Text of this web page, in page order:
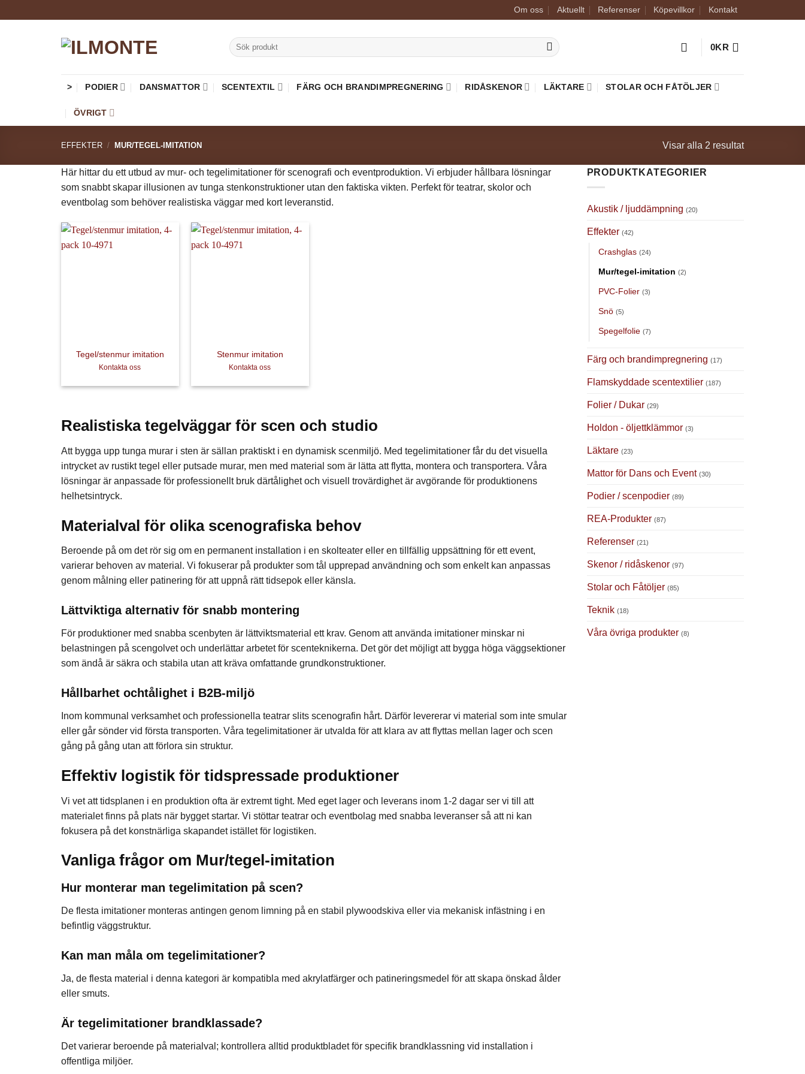
to
Om oss Aktuellt Referenser Köpevillkor Kontakt
Sök
efter:
0KR
> PODIER DANSMATTOR SCENTEXTIL FÄRG OCH BRANDIMPREGNERING RIDÅSKENOR LÄKTARE STOLAR OCH FÅTÖLJER
ÖVRIGT
EFFEKTER / MUR/TEGEL-IMITATION Visar alla 2 resultatSortera
Här hittar du ett utbud av mur- och tegelimitationer för scenografi och eventproduktion. Vi erbjuder hållbara lösningar
som snabbt skapar illusionen av tunga stenkonstruktioner utan den faktiska vikten. Perfekt för teatrar, skolor och
eventbolag som behöver realistiska väggar med kort leveranstid.
Tegel/stenmur imitation
Kontakta oss
Stenmur imitation
Kontakta oss
Realistiska tegelväggar för scen och studio
Att bygga upp tunga murar i sten är sällan praktiskt i en dynamisk scenmiljö. Med tegelimitationer får du det visuella
intrycket av rustikt tegel eller putsade murar, men med material som är lätta att flytta, montera och transportera. Våra
lösningar är anpassade för professionellt bruk därtålighet och visuell trovärdighet är avgörande för produktionens
helhetsintryck.
Materialval för olika scenografiska behov
Beroende på om det rör sig om en permanent installation i en skolteater eller en tillfällig uppsättning för ett event,
varierar behoven av material. Vi fokuserar på produkter som tål upprepad användning och som enkelt kan anpassas
genom målning eller patinering för att uppnå rätt tidsepok eller känsla.
Lättviktiga alternativ för snabb montering
För produktioner med snabba scenbyten är lättviktsmaterial ett krav. Genom att använda imitationer minskar ni
belastningen på scengolvet och underlättar arbetet för scenteknikerna. Det gör det möjligt att bygga höga väggsektioner
som ändå är säkra och stabila utan att kräva omfattande grundkonstruktioner.
Hållbarhet ochtålighet i B2B-miljö
Inom kommunal verksamhet och professionella teatrar slits scenografin hårt. Därför levererar vi material som inte smular
eller går sönder vid första transporten. Våra tegelimitationer är utvalda för att klara av att flyttas mellan lager och scen
gång på gång utan att förlora sin struktur.
Effektiv logistik för tidspressade produktioner
Vi vet att tidsplanen i en produktion ofta är extremt tight. Med eget lager och leverans inom 1-2 dagar ser vi till att
materialet finns på plats när bygget startar. Vi stöttar teatrar och eventbolag med snabba leveranser så att ni kan
fokusera på det konstnärliga skapandet istället för logistiken.
Vanliga frågor om Mur/tegel-imitation
Hur monterar man tegelimitation på scen?
De flesta imitationer monteras antingen genom limning på en stabil plywoodskiva eller via mekanisk infästning i en
befintlig väggstruktur.
Kan man måla om tegelimitationer?
Ja, de flesta material i denna kategori är kompatibla med akrylatfärger och patineringsmedel för att skapa önskad ålder
eller smuts.
Är tegelimitationer brandklassade?
Det varierar beroende på materialval; kontrollera alltid produktbladet för specifik brandklassning vid installation i
offentliga miljöer.
PRODUKTKATEGORIER
Akustik / ljuddämpning (20)
Effekter (42)
Crashglas (24)
Mur/tegel-imitation (2)
PVC-Folier (3)
Snö (5)
Spegelfolie (7)
Färg och brandimpregnering (17)
Flamskyddade scentextilier (187)
Folier / Dukar (29)
Holdon - öljettklämmor (3)
Läktare (23)
Mattor för Dans och Event (30)
Podier / scenpodier (89)
REA-Produkter (87)
Referenser (21)
Skenor / ridåskenor (97)
Stolar och Fåtöljer (85)
Teknik (18)
Våra övriga produkter (8)